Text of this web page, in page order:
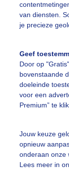
van diensten.
je precieze
Geef
Door op
bovenstaande
doeleinde
voor een
Premium” te
Jouw keuze
opnieuw
onderaan onze
Lees meer in
Zon